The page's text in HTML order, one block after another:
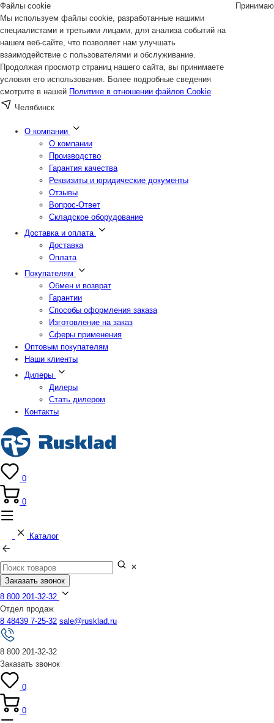
Файлы cookie
Мы используем файлы cookie, разработанные нашими
специалистами и третьими лицами, для анализа событий на
нашем веб-сайте, что позволяет нам улучшать
взаимодействие с пользователями и обслуживание.
Продолжая просмотр страниц нашего сайта, вы принимаете
условия его использования. Более подробные сведения
смотрите в нашей Политике в отношении файлов Cookie.
Принимаю
Челябинск
О компании
О компании
Производство
Гарантия качества
Реквизиты и юридические документы
Отзывы
Вопрос-Ответ
Складское оборудование
Доставка и оплата
Доставка
Оплата
Покупателям
Обмен и возврат
Гарантии
Способы оформления заказа
Изготовление на заказ
Сферы применения
Оптовым покупателям
Наши клиенты
Дилеры
Дилеры
Стать дилером
Контакты
0
0
Каталог
Заказать звонок
8 800 201-32-32
Отдел продаж
8 48439 7-25-32 sale@rusklad.ru
8 800 201-32-32
Заказать звонок
0
0